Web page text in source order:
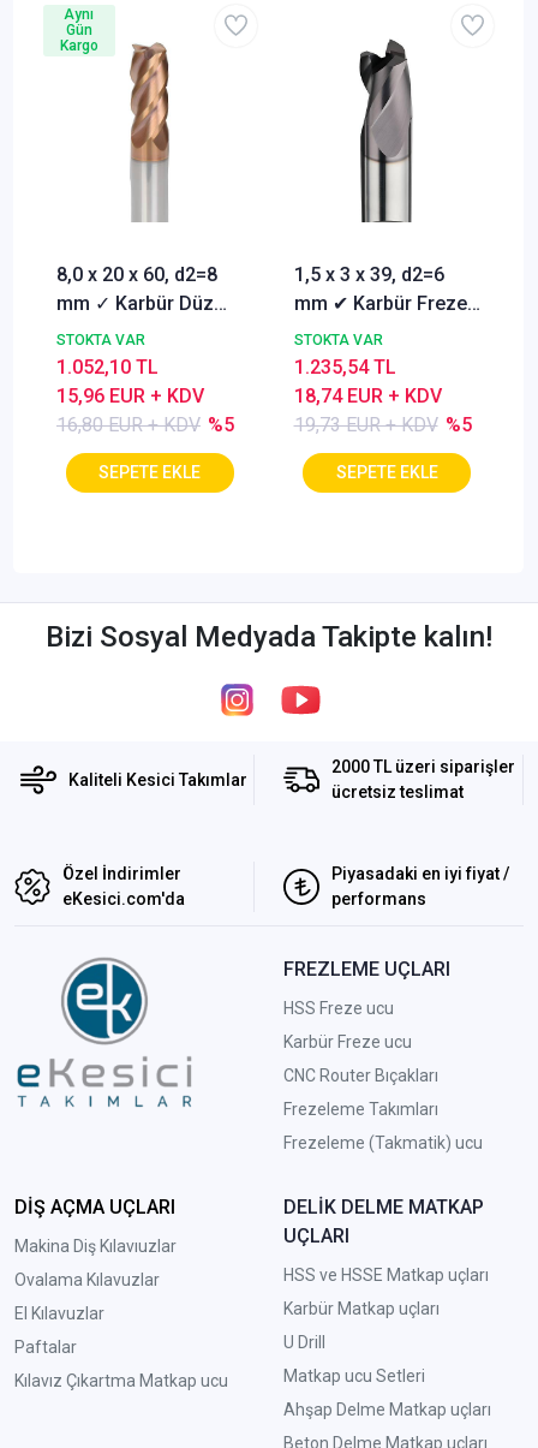
8,0 x 20 x 60, d2=8
mm ✓ Karbür Düz
Freze, Parmak freze
ucu Z=4,TiSiN
Kaplamalı
STOKTA VAR
16,80 EUR + KDV %5
15,96 EUR + KDV
1.052,10 TL
Aynı
Gün
Kargo
1,5 x 3 x 39, d2=6
mm ✔ Karbür Freze
ucu, Z=3, Kaplamalı,
30°
STOKTA VAR
19,73 EUR + KDV %5
18,74 EUR + KDV
1.235,54 TL
Bizi Sosyal Medyada Takipte kalın!
Kaliteli Kesici Takımlar
2000 TL üzeri siparişler
ücretsiz teslimat
Özel İndirimler
eKesici.com'da
Piyasadaki en iyi fiyat /
performans
FREZLEME UÇLARI
HSS Freze ucu
Karbür Freze ucu
CNC Router Bıçakları
Frezeleme Takımları
Frezeleme (Takmatik) ucu
DİŞ AÇMA UÇLARI
Makina Diş Kılavıuzlar
Ovalama Kılavuzlar
El Kılavuzlar
Paftalar
Kılavız Çıkartma Matkap ucu
DELİK DELME MATKAP
UÇLARI
HSS ve HSSE Matkap uçları
Karbür Matkap uçları
U Drill
Matkap ucu Setleri
Ahşap Delme Matkap uçları
Beton Delme Matkap uçları